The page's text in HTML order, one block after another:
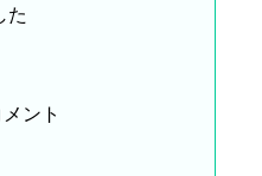
た
ント